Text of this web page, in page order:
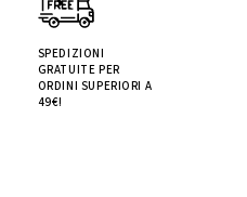
SPEDIZIONI
GRATUITE PER
ORDINI SUPERIORI A
49€!